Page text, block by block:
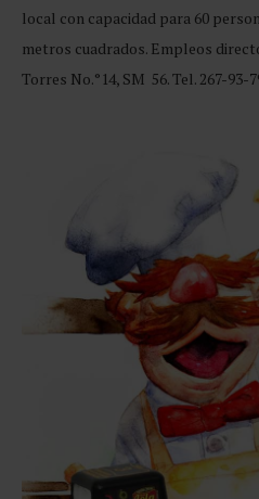
local con capacidad para 60
metros cuadrados. Empleos
Torres No.°14, SM 56. Tel. 267-93-